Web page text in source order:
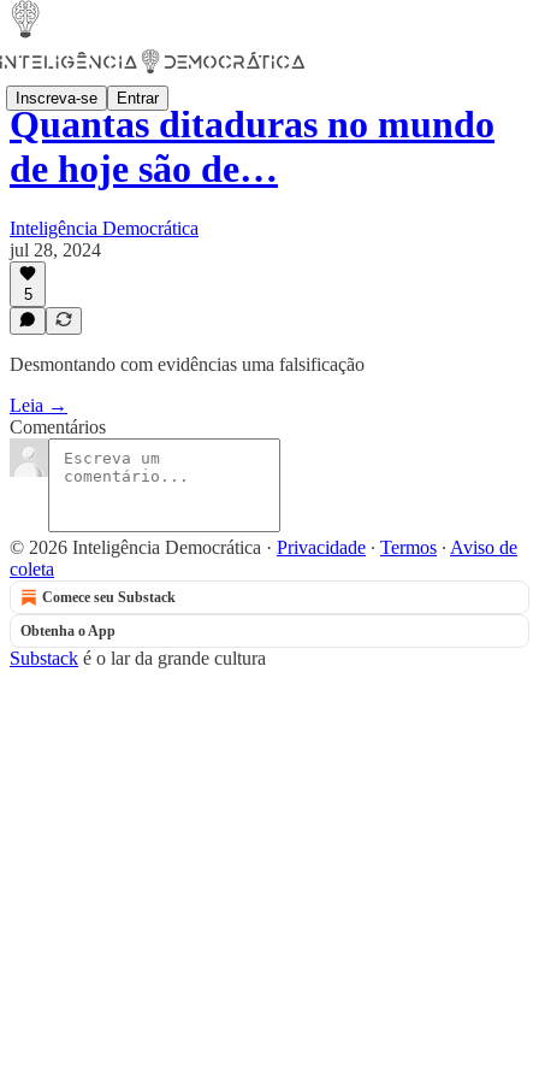
Inscreva-se Entrar
Quantas ditaduras no mundo
de hoje são de…
Inteligência Democrática
jul 28, 2024
5
Desmontando com evidências uma falsificação
Leia →
Comentários
© 2026 Inteligência Democrática · Privacidade ∙ Termos ∙ Aviso de
coleta
Comece seu Substack
Obtenha o App
Substack é o lar da grande cultura